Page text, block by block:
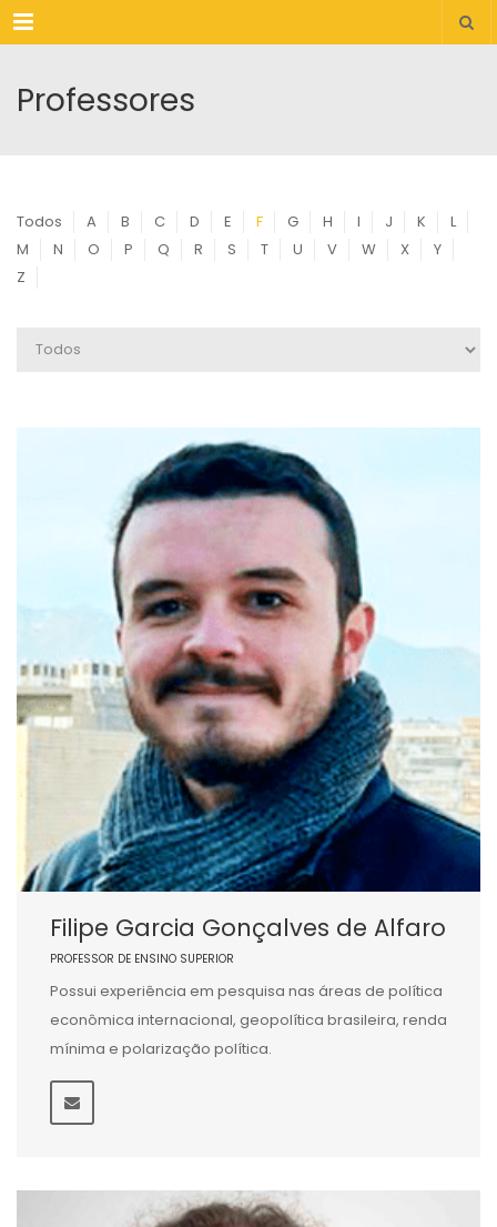
Menu
Professores
Todos A B C D E F G H I J K
L
M
N O P Q R S T U V W X
Y
Z
Filipe Garcia Gonçalves de Alfaro
PROFESSOR DE ENSINO SUPERIOR
Possui experiência em pesquisa nas áreas de política
econômica internacional, geopolítica brasileira, renda
mínima e polarização política.